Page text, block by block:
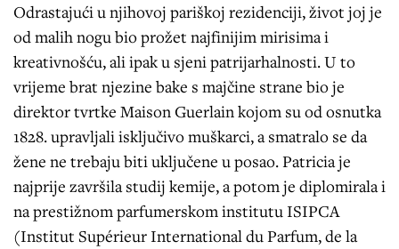
Odrastajući u njihovoj pariškoj rezidenciji, život joj je
od malih nogu bio prožet najfinijim mirisima i
kreativnošću, ali ipak u sjeni patrijarhalnosti. U to
vrijeme brat njezine bake s majčine strane bio je
direktor tvrtke Maison Guerlain kojom su od osnutka
1828. upravljali isključivo muškarci, a smatralo se da
žene ne trebaju biti uključene u posao. Patricia je
najprije završila studij kemije, a potom je diplomirala i
na prestižnom parfumerskom institutu ISIPCA
(Institut Supérieur International du Parfum, de la